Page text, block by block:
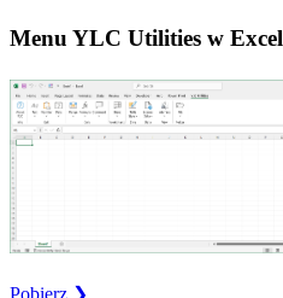
Menu YLC Utilities w Excel
Pobierz ❯